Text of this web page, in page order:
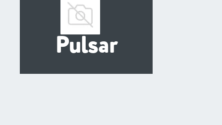
Pulsar